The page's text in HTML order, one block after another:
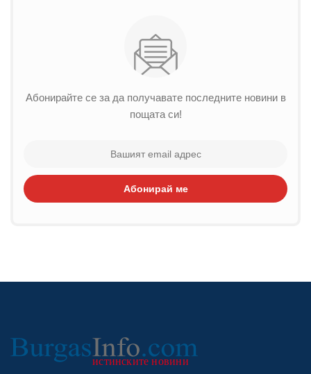
Абонирайте се за да получавате последните новини в
пощата си!
Абонирай ме